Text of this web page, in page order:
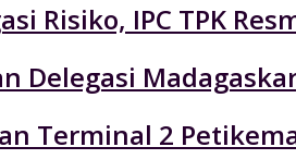
Risiko, IPC TPK
Delegasi
Terminal 2